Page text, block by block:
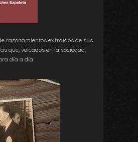
razonamientos extraídos de sus
que, volcados en la sociedad,
día a día.